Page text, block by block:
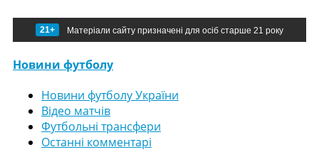
21+ Матеріали сайту призначені для осіб старше 21 року
Новини футболу
Новини футболу України
Відео матчів
Футбольні трансфери
Останні комментарі